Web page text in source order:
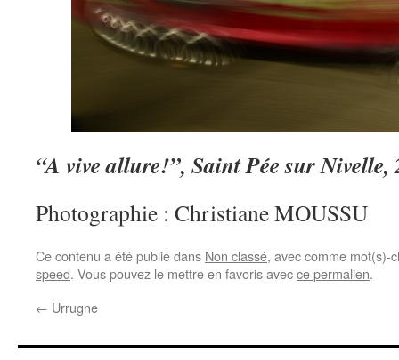
“A vive allure!”, Saint Pée sur Nivelle,
Photographie : Christiane MOUSSU
Ce contenu a été publié dans Non classé, avec comme mot(s)-
speed. Vous pouvez le mettre en favoris avecce permalien.
← Urrugne